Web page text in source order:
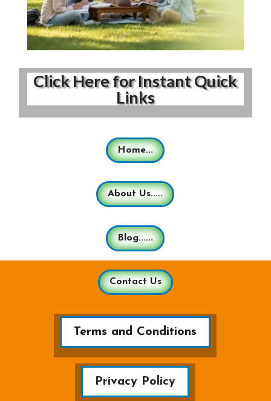
Click Here for Instant Quick
Links
Home...
About Us.....
Blog......
Contact Us
Terms and Conditions
Privacy Policy